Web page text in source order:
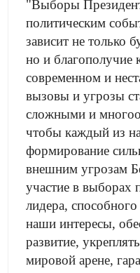
"Выборы
политическим
зависит не только
но и благополучие
современном и
вызовы и угрозы
сложными и
чтобы каждый из
формирование
внешним угрозам
участие в выборах
лидера,
наши интересы,
развитие,
мировой арене,